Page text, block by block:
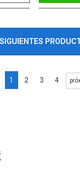
SIGUIENTES
1 2 3 4